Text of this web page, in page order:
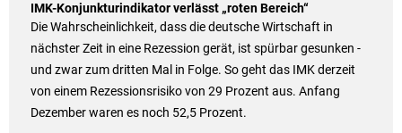
IMK-Konjunkturindikator verlässt „roten Bereich“
Die Wahrscheinlichkeit, dass die deutsche Wirtschaft in
nächster Zeit in eine Rezession gerät, ist spürbar gesunken -
und zwar zum dritten Mal in Folge. So geht das IMK derzeit
von einem Rezessionsrisiko von 29 Prozent aus. Anfang
Dezember waren es noch 52,5 Prozent.